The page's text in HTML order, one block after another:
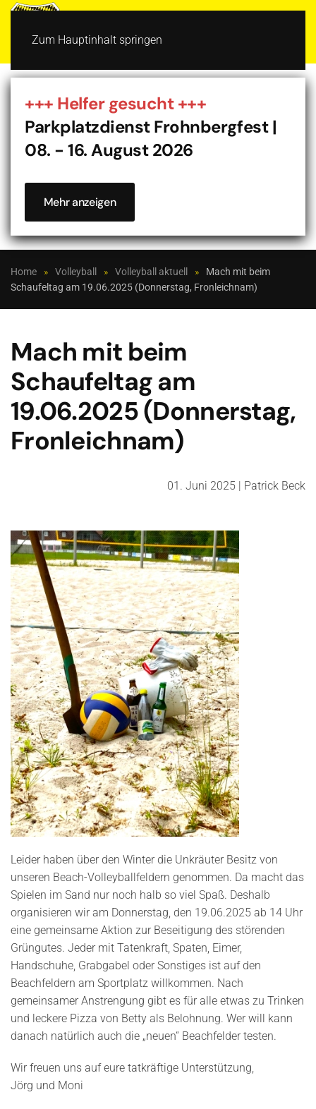
Zum Hauptinhalt springen
+++ Helfer gesucht +++
Parkplatzdienst Frohnbergfest |
08. - 16. August 2026
Mehr anzeigen
Home Volleyball Volleyball aktuell
Mach mit beim
Schaufeltag am 19.06.2025 (Donnerstag, Fronleichnam)
Mach mit beim
Schaufeltag am
19.06.2025 (Donnerstag,
Fronleichnam)
01. Juni 2025 | Patrick Beck
Leider haben über den Winter die Unkräuter Besitz von
unseren Beach-Volleyballfeldern genommen. Da macht das
Spielen im Sand nur noch halb so viel Spaß. Deshalb
organisieren wir am Donnerstag, den 19.06.2025 ab 14 Uhr
eine gemeinsame Aktion zur Beseitigung des störenden
Grüngutes. Jeder mit Tatenkraft, Spaten, Eimer,
Handschuhe, Grabgabel oder Sonstiges ist auf den
Beachfeldern am Sportplatz willkommen. Nach
gemeinsamer Anstrengung gibt es für alle etwas zu Trinken
und leckere Pizza von Betty als Belohnung. Wer will kann
danach natürlich auch die „neuen“ Beachfelder testen.
Wir freuen uns auf eure tatkräftige Unterstützung,
Jörg und Moni